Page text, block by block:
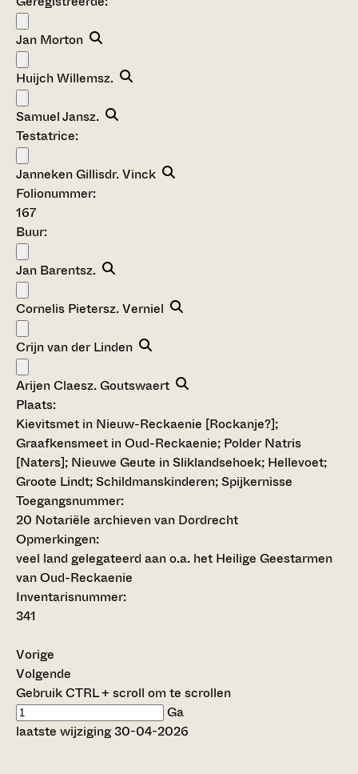
Jan Morton
Huijch Willemsz.
Samuel Jansz.
Testatrice:
Janneken Gillisdr. Vinck
Folionummer:
167
Buur:
Jan Barentsz.
Cornelis Pietersz. Verniel
Crijn van der Linden
Arijen Claesz. Goutswaert
Plaats:
Kievitsmet in Nieuw-Reckaenie [Rockanje?];
Graafkensmeet in Oud-Reckaenie; Polder Natris
[Naters]; Nieuwe Geute in Sliklandsehoek; Hellevoet;
Groote Lindt; Schildmanskinderen; Spijkernisse
Toegangsnummer:
20 Notariële archieven van Dordrecht
Opmerkingen:
veel land gelegateerd aan o.a. het Heilige Geestarmen
van Oud-Reckaenie
Inventarisnummer:
341
Vorige
Volgende
Gebruik CTRL + scroll om te scrollen
Ga
laatste wijziging 30-04-2026